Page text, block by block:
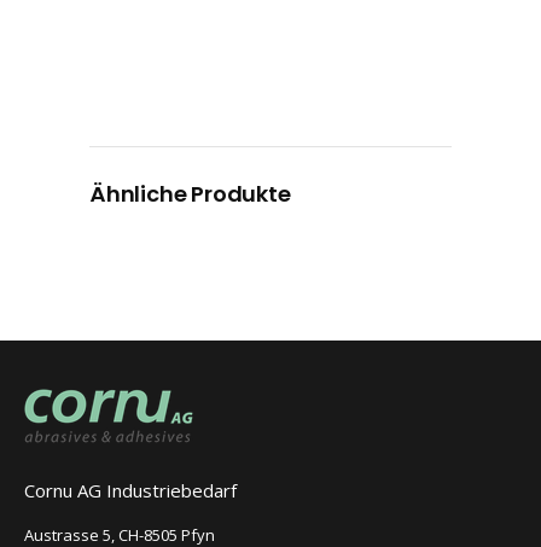
Ähnliche Produkte
Cornu AG Industriebedarf
Austrasse 5, CH-8505 Pfyn